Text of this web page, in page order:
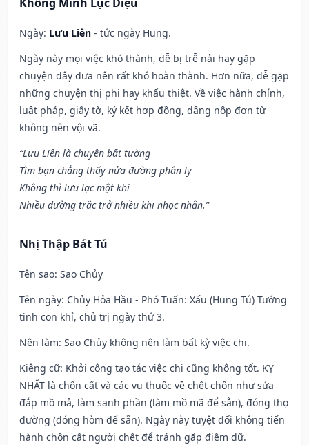
Ngày: Lưu Liên - tức ngày Hung.
Ngày này mọi việc khó thành, dễ bị trễ nải hay gặp
chuyện dây dưa nên rất khó hoàn thành. Hơn nữa, dễ gặp
những chuyện thị phi hay khẩu thiệt. Về việc hành chính,
luật pháp, giấy tờ, ký kết hợp đồng, dâng nộp đơn từ
không nên vội vã.
“Lưu Liên là chuyện bất tường
Tìm bạn chẳng thấy nửa đường phân ly
Không thì lưu lạc một khi
Nhiều đường trắc trở nhiều khi nhọc nhằn.”
Nhị Thập Bát Tú
Tên sao: Sao Chủy
Tên ngày: Chủy Hỏa Hầu - Phó Tuấn: Xấu (Hung Tú) Tướng
tinh con khỉ, chủ trị ngày thứ 3.
Nên làm: Sao Chủy không nên làm bất kỳ việc chi.
Kiêng cữ: Khởi công tạo tác việc chi cũng không tốt. KỴ
NHẤT là chôn cất và các vụ thuộc về chết chôn như sửa
đắp mồ mả, làm sanh phần (làm mồ mã để sẵn), đóng thọ
đường (đóng hòm để sẵn). Ngày này tuyệt đối không tiến
hành chôn cất người chết để tránh gặp điềm dữ.